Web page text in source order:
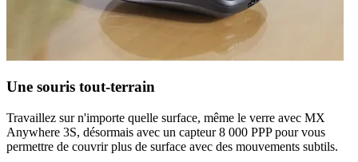
Une souris tout-terrain
Travaillez sur n'importe quelle surface, même le verre avec MX
Anywhere 3S, désormais avec un capteur 8 000 PPP pour vous
permettre de couvrir plus de surface avec des mouvements subtils.